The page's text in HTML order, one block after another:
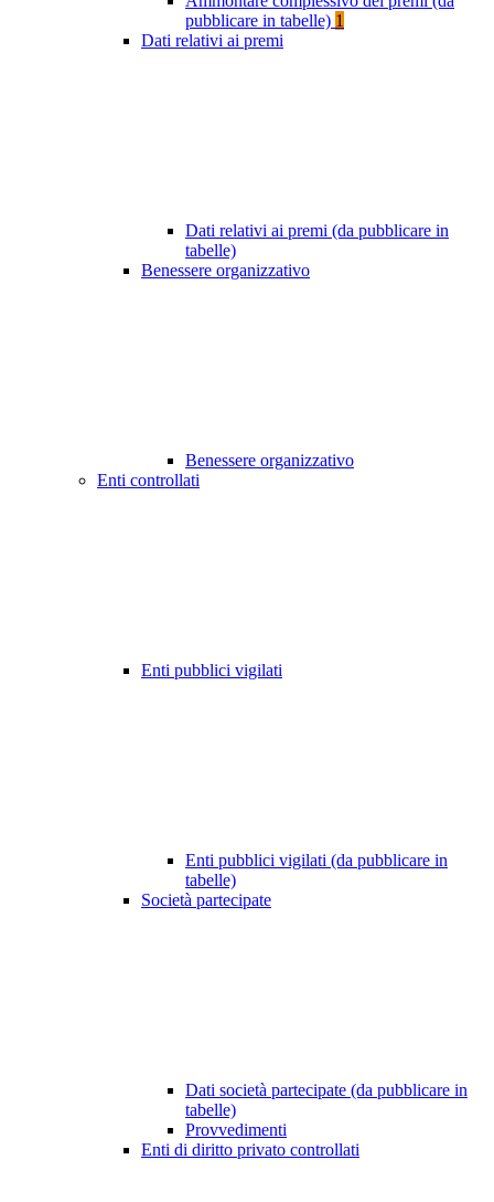
pubblicare in tabelle) 1
Dati relativi ai premi
Dati relativi ai premi (da pubblicare in
tabelle)
Benessere organizzativo
Benessere organizzativo
Enti controllati
Enti pubblici vigilati
Enti pubblici vigilati (da pubblicare in
tabelle)
Società partecipate
Dati società partecipate (da pubblicare in
tabelle)
Provvedimenti
Enti di diritto privato controllati